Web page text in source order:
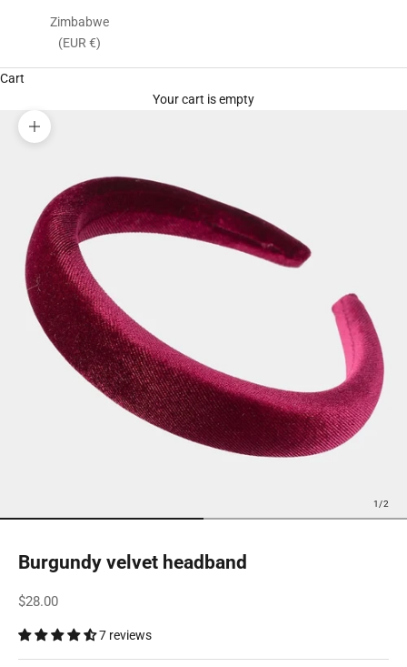
Zimbabwe
(EUR €)
Cart
Your cart is empty
Zoom picture
1 /2
Burgundy velvet headband
Sale price
$28.00
7 reviews